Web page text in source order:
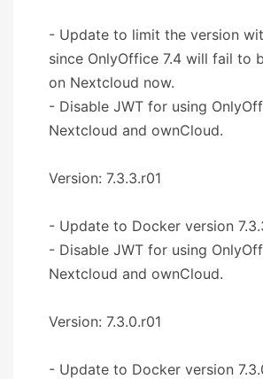
- Update to limit the version
since OnlyOffice 7.4 will fail to
on Nextcloud now.
- Disable JWT for using
Nextcloud and ownCloud.
Version: 7.3.3.r01
- Update to Docker version
- Disable JWT for using
Nextcloud and ownCloud.
Version: 7.3.0.r01
- Update to Docker version